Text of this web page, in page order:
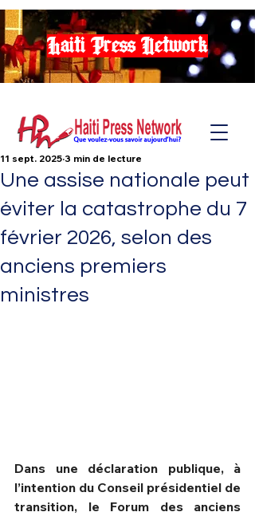
Haiti Press Network
Une assise nationale peut
éviter la catastrophe du 7
février 2026, selon des
anciens premiers
ministres
11 sept. 2025 3 min de lecture
Dans une déclaration publique, à
l’intention du Conseil présidentiel de
transition, le Forum des anciens